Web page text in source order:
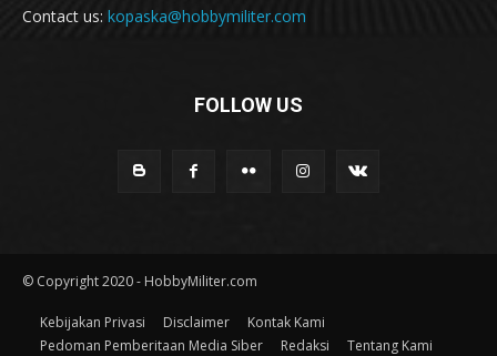
Contact us: kopaska@hobbymiliter.com
FOLLOW US
© Copyright 2020 - HobbyMiliter.com
Kebijakan Privasi Disclaimer
Kontak Kami
Pedoman Pemberitaan Media Siber
Redaksi Tentang Kami